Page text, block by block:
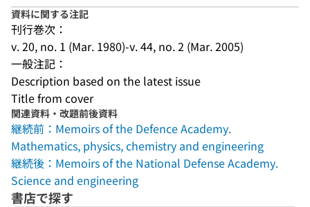
資料に関する注記
刊行巻次：
v. 20, no. 1 (Mar. 1980)-v. 44, no. 2 (Mar. 2005)
一般注記：
Description based on the latest issue
Title from cover
関連資料・改題前後資料
継続前：Memoirs of the Defence Academy.
Mathematics, physics, chemistry and engineering
継続後：Memoirs of the National Defense Academy.
Science and engineering
書店で探す